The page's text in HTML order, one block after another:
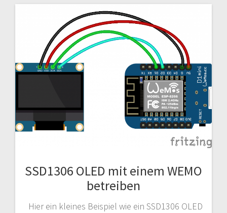
SSD1306 OLED mit einem WEMO
betreiben
Hier ein kleines Beispiel wie ein SSD1306 OLED